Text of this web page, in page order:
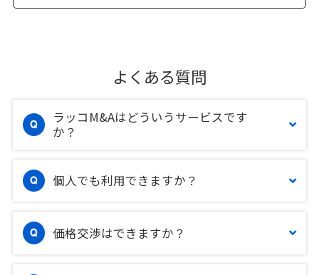
よくある質問
ラッコM&Aはどういうサービスです
か？
個人でも利用できますか？
価格交渉はできますか？